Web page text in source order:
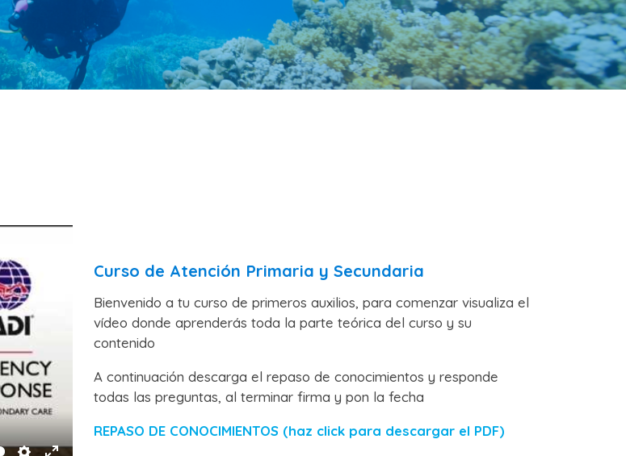
Curso de Atención Primaria y Secundaria
Bienvenido a tu curso de primeros auxilios, para comenzar visualiza el
vídeo donde aprenderás toda la parte teórica del curso y su
contenido
A continuación descarga el repaso de conocimientos y responde
todas las preguntas, al terminar firma y pon la fecha
REPASO DE CONOCIMIENTOS (haz click para descargar el PDF)